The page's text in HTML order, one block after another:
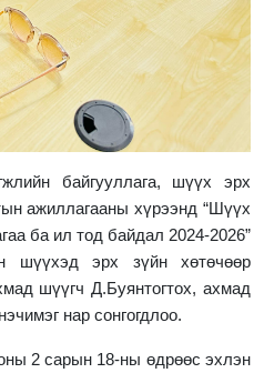
байгууллага, шүүх эрх
ажиллагааны хүрээнд “Шүүх
ба ил тод байдал 2024-2026”
шүүхэд эрх зүйн хөтөчөөр
шүүгч Д.Буянтогтох, ахмад
нар сонгогдлоо.
2 сарын 18-ны өдрөөс эхлэн